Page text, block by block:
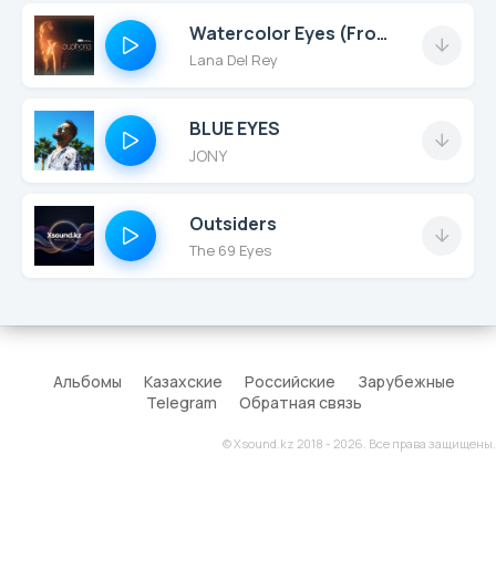
Watercolor Eyes (From “Euphoria” An Original HBO Series)
Lana Del Rey
BLUE EYES
JONY
Outsiders
The 69 Eyes
Альбомы Казахские Российские
Зарубежные
Telegram
Обратная связь
© Xsound.kz 2018 - 2026. Все права защищены.